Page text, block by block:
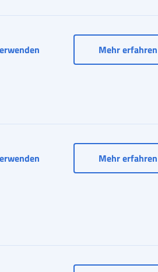
Mehr erfahren
Sozialzulage undMehr erfahren